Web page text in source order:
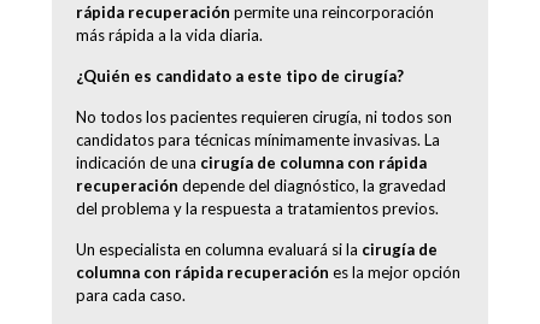
rápida recuperación permite una reincorporación
más rápida a la vida diaria.
¿Quién es candidato a este tipo de cirugía?
No todos los pacientes requieren cirugía, ni todos son
candidatos para técnicas mínimamente invasivas. La
indicación de una cirugía de columna con rápida
recuperación depende del diagnóstico, la gravedad
del problema y la respuesta a tratamientos previos.
Un especialista en columna evaluará si la cirugía de
columna con rápida recuperación es la mejor opción
para cada caso.